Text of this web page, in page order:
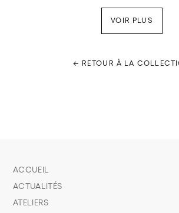
VOIR PLUS
← RETOUR À LA
ACCUEIL
ACTUALITÉS
ATELIERS